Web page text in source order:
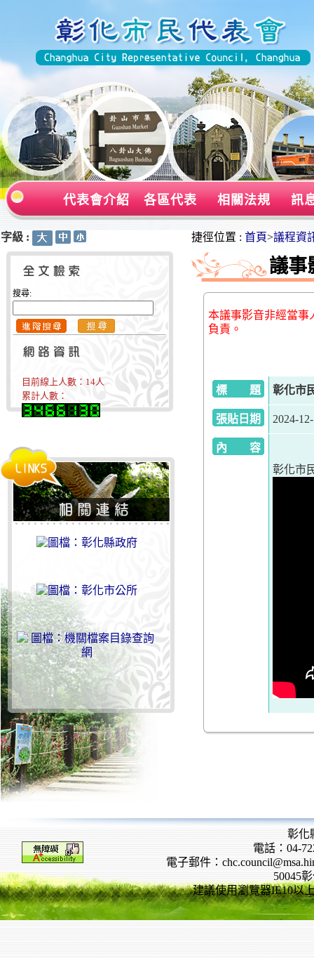
代表會介紹 各區代表 相關法規 訊
字級 :
搜尋:
目前線上人數： 14人
累計人數：
捷徑位置 : 首頁>議程資
議事
本議事影音非經當事
負責。
標 題 彰化市
張貼日期 2024-
內 容
彰化市
彰化
電話：04-
電子郵件：
50045
建議使用瀏覽器IE10以